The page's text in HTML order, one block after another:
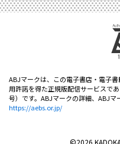
ABJマークは、この電子書店・電子
用許諾を得た正規版配信サービスで
号）です。ABJマークの詳細、ABJマ
https://aebs.or.jp/
©2026